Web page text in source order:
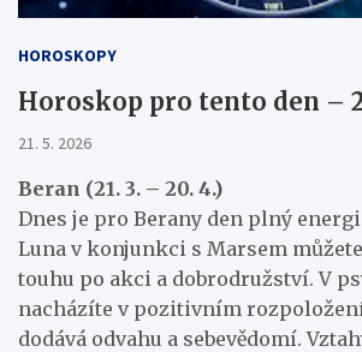
HOROSKOPY
Horoskop pro tento den –
21. 5. 2026
Beran (21. 3. – 20. 4.)
Dnes je pro Berany den plný
Luna v konjunkci s Marsem
touhu po akci a dobrodružství. V
nacházíte v pozitivním
dodává odvahu a sebevědomí.